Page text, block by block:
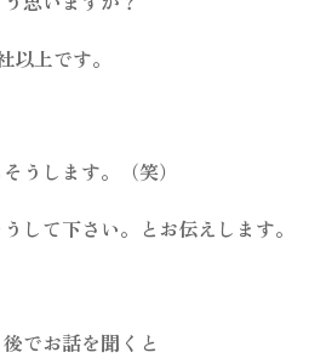
上です。
うします。（笑）
して下さい。とお伝えします。
でお話を聞くと